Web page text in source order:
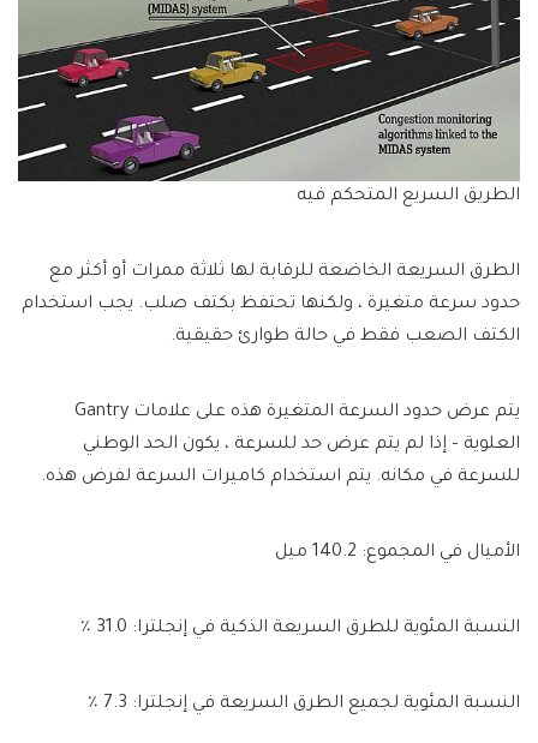
الطريق السريع المتحكم فيه
الطرق السريعة الخاضعة للرقابة لها ثلاثة ممرات أو أكثر مع
حدود سرعة متغيرة ، ولكنها تحتفظ بكتف صلب. يجب استخدام
الكتف الصعب فقط في حالة طوارئ حقيقية.
يتم عرض حدود السرعة المتغيرة هذه على علامات Gantry
العلوية – إذا لم يتم عرض حد للسرعة ، يكون الحد الوطني
للسرعة في مكانه. يتم استخدام كاميرات السرعة لفرض هذه.
الأميال في المجموع: 140.2 ميل
النسبة المئوية للطرق السريعة الذكية في إنجلترا: 31.0 ٪
النسبة المئوية لجميع الطرق السريعة في إنجلترا: 7.3 ٪